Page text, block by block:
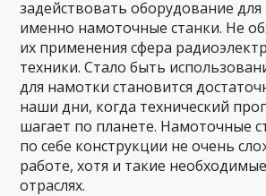
задействовать оборудование
именно намоточные станки. Не
их применения сфера
техники. Стало быть
для намотки становится
наши дни, когда технический
шагает по планете. Намоточные
по себе конструкции не очень
работе, хотя и такие
отраслях.